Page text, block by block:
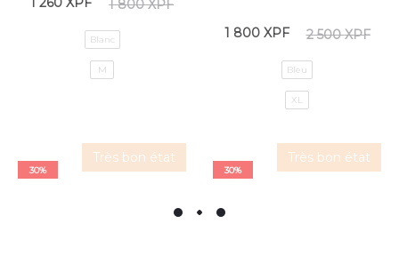
1 800XPF
Blanc
M
2 500XPF
1 800 XPF
Bleu
XL
Très bon état
30%
Très bon état
30%